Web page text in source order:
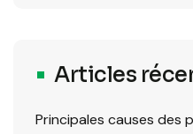
Articles
Principales causes des